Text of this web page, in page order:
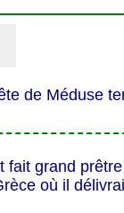
de Méduse
grand prêtre
où il